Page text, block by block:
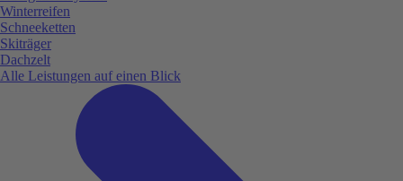
Winterreifen
Schneeketten
Skiträger
Dachzelt
Alle Leistungen auf einen Blick